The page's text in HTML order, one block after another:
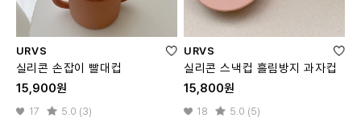
URVS
실리콘 손잡이 빨대컵
15,900원
17 5.0 (3)
URVS
실리콘 스낵컵 흘림방지 과자컵
15,800원
18 5.0 (5)